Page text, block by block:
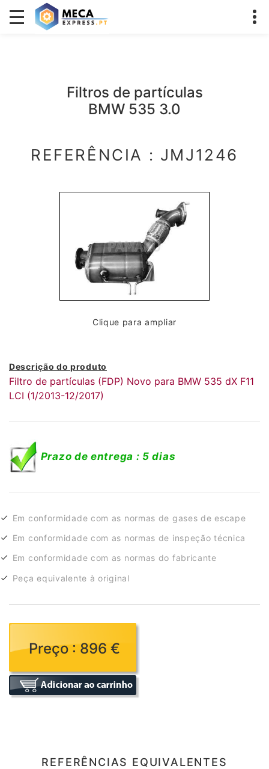
Filtros de partículas
BMW 535 3.0
REFERÊNCIA : JMJ1246
Clique para ampliar
Descrição do produto
Filtro de partículas (FDP) Novo para BMW 535 dX F11
LCI (1/2013-12/2017)
Prazo de entrega : 5 dias
Em conformidade com as normas de gases de escape
Em conformidade com as normas de inspeção técnica
Em conformidade com as normas do fabricante
Peça equivalente à original
Preço : 896 €
REFERÊNCIAS EQUIVALENTES